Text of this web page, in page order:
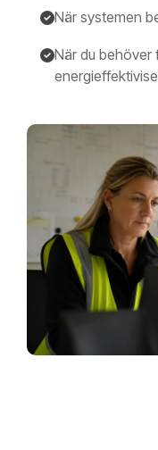
När systemen
När du behöver